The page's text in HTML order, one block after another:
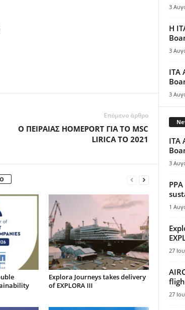
Επόμενο άρθρο
Ο ΠΕΙΡΑΙΑΣ HOMEPORT ΓΙΑ ΤΟ MSC
LIRICA ΤΟ 2021
Explora Journeys takes delivery
of EXPLORA III
3
Η
3
ITA
3
ITA
3
1
27
27